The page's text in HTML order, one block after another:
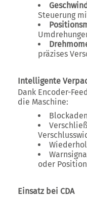
Steuerung
präzises
Intelligente
Dank Encoder-
die Maschine:
oder
Einsatz bei CDA